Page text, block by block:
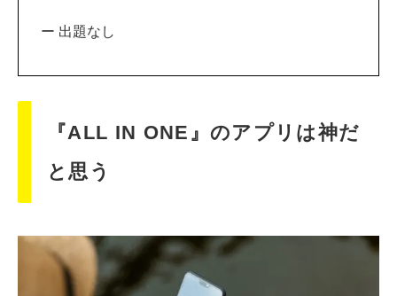
ー 出題なし
『ALL IN ONE』のアプリは神だ
と思う